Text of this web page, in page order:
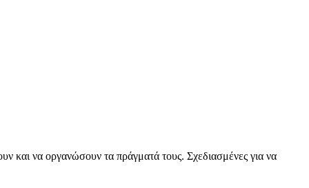
και να οργανώσουν τα πράγματά τους. Σχεδιασμένες για να